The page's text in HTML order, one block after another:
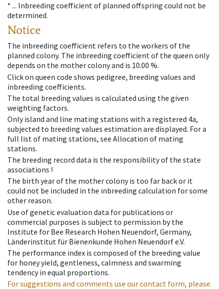
* ... Inbreeding coefficient of planned offspring could not be
determined.
Notice
The inbreeding coefficient refers to the workers of the
planned colony. The inbreeding coefficient of the queen only
depends on the mother colony and is 10.00 %.
Click on queen code shows pedigree, breeding values and
inbreeding coefficients.
The total breeding values is calculated using the given
weighting factors.
Only island and line mating stations with a registered 4a,
subjected to breeding values estimation are displayed. For a
full list of mating stations, see Allocation of mating
stations.
The breeding record data is the responsibility of the state
associations !
The birth year of the mother colony is too far back or it
could not be included in the inbreeding calculation for some
other reason.
Use of genetic evaluation data for publications or
commercial purposes is subject to permission by the
Institute for Bee Research Hohen Neuendorf, Germany,
Länderinstitut für Bienenkunde Hohen Neuendorf e.V.
The performance index is composed of the breeding value
for honey yield, gentleness, calmness and swarming
tendency in equal proportions.
For suggestions and comments use our contact form, please.